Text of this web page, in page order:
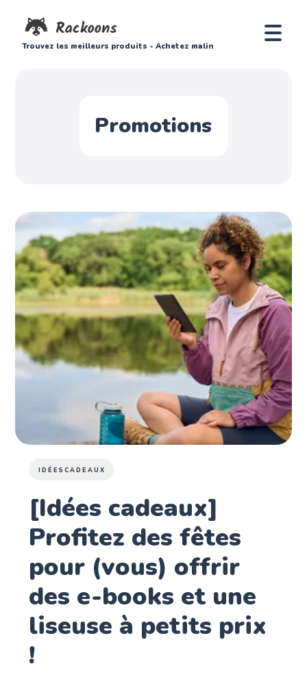
Trouvez les meilleurs produits - Achetez malin
Promotions
IDÉESCADEAUX
[Idées cadeaux]
Profitez des fêtes
pour (vous) offrir
des e-books et une
liseuse à petits prix
!